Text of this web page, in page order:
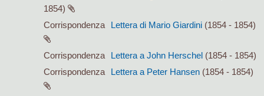
1854)
Corrispondenza
Lettera di Mario Giardini (1854 - 1854)
Corrispondenza Lettera a John Herschel (1854 - 1854)
Corrispondenza
Lettera a Peter Hansen (1854 - 1854)